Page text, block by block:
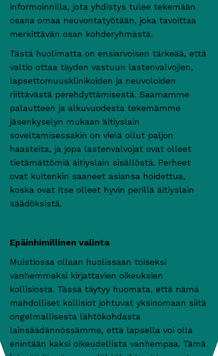
informoinnilla, jota yhdistys tulee tekemään
osana omaa neuvontatyötään, joka tavoittaa
merkittävän osan kohderyhmästä.
Tästä huolimatta on ensiarvoisen tärkeää, että
valtio ottaa täyden vastuun lastenvalvojien,
lapsettomuusklinikoiden ja neuvoloiden
riittävästä perehdyttämisestä. Saamamme
palautteen ja alkuvuodesta tekemämme
jäsenkyselyn mukaan äitiyslain
soveltamisessakin on vielä ollut paljon
haasteita, ja jopa lastenvalvojat ovat olleet
tietämättömiä äitiyslain sisällöstä. Perheet
ovat kuitenkin saaneet asiansa hoidettua,
koska ovat itse olleet hyvin perillä äitiyslain
säädöksistä.
Epäinhimillinen valinta
Muistiossa ollaan huolissaan toiseksi
vanhemmaksi kirjattavien oikeuksien
kollisiosta. Tässä täytyy huomata, että nämä
mahdolliset kollisiot johtuvat yksinomaan siitä
ongelmallisesta lähtökohdasta
lainsäädännössämme, että lapsella voi olla
enintään kaksi oikeudellista vanhempaa. Tämä